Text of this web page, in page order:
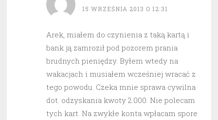
15 WRZEŚNIA 2013 O 12:31
Arek, miałem do czynienia z taką kartą i
bank ją zamroził pod pozorem prania
brudnych pieniędzy. Byłem wtedy na
wakacjach i musiałem wcześniej wracać z
tego powodu. Czeka mnie sprawa cywilna
dot. odzyskania kwoty 2.000. Nie polecam
tych kart. Na zwykłe konta wpłacam spore